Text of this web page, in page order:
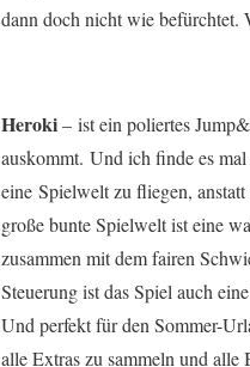
dann doch nicht wie
Heroki– ist ein poliertes
auskommt. Und ich finde es
eine Spielwelt zu fliegen,
große bunte Spielwelt ist eine
zusammen mit dem fairen
Steuerung ist das Spiel auch
Und perfekt für den Sommer-
alle Extras zu sammeln und alle